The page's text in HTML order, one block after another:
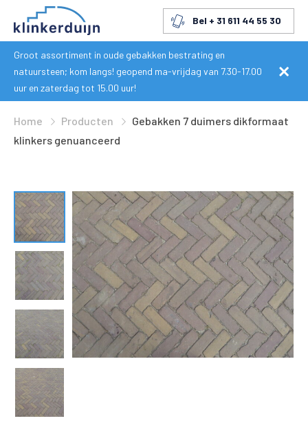
Bel + 31 611 44 55 30
Groot assortiment in oude gebakken bestrating en
natuursteen; kom langs! geopend ma-vrijdag van 7.30-17.00
uur en zaterdag tot 15.00 uur!
Home Producten
Gebakken 7 duimers dikformaat
klinkers genuanceerd